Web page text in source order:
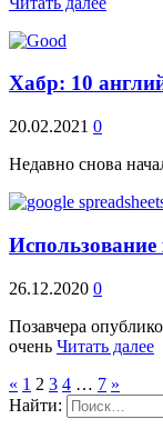
Хабр: 10
20.02.2021 0
Недавно снова
26.12.2020 0
Позавчера
очень Читать далее
« 1 2 3 4 … 7 »
Найти: